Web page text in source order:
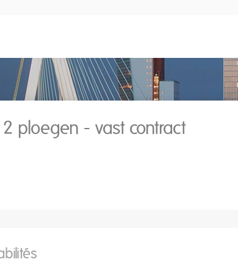
ploegen - vast contract